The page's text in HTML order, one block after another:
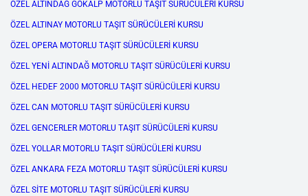
ÖZEL ALTINDAĞ GÖKALP MOTORLU TAŞIT SÜRÜCÜLERİ KURSU
ÖZEL ALTINAY MOTORLU TAŞIT SÜRÜCÜLERİ KURSU
ÖZEL OPERA MOTORLU TAŞIT SÜRÜCÜLERİ KURSU
ÖZEL YENİ ALTINDAĞ MOTORLU TAŞIT SÜRÜCÜLERİ KURSU
ÖZEL HEDEF 2000 MOTORLU TAŞIT SÜRÜCÜLERİ KURSU
ÖZEL CAN MOTORLU TAŞIT SÜRÜCÜLERİ KURSU
ÖZEL GENCERLER MOTORLU TAŞIT SÜRÜCÜLERİ KURSU
ÖZEL YOLLAR MOTORLU TAŞIT SÜRÜCÜLERİ KURSU
ÖZEL ANKARA FEZA MOTORLU TAŞIT SÜRÜCÜLERİ KURSU
ÖZEL SİTE MOTORLU TAŞIT SÜRÜCÜLERİ KURSU